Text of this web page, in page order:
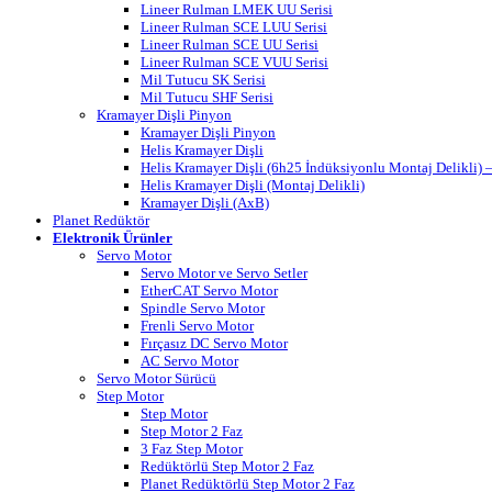
Lineer Rulman LMEK UU Serisi
Lineer Rulman SCE LUU Serisi
Lineer Rulman SCE UU Serisi
Lineer Rulman SCE VUU Serisi
Mil Tutucu SK Serisi
Mil Tutucu SHF Serisi
Kramayer Dişli Pinyon
Kramayer Dişli Pinyon
Helis Kramayer Dişli
Helis Kramayer Dişli (6h25 İndüksiyonlu Montaj Delikli)
Helis Kramayer Dişli (Montaj Delikli)
Kramayer Dişli (AxB)
Planet Redüktör
Elektronik Ürünler
Servo Motor
Servo Motor ve Servo Setler
EtherCAT Servo Motor
Spindle Servo Motor
Frenli Servo Motor
Fırçasız DC Servo Motor
AC Servo Motor
Servo Motor Sürücü
Step Motor
Step Motor
Step Motor 2 Faz
3 Faz Step Motor
Redüktörlü Step Motor 2 Faz
Planet Redüktörlü Step Motor 2 Faz